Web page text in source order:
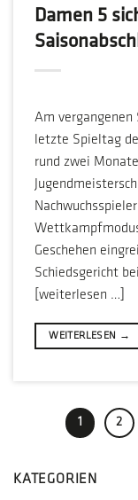
Damen 5
Am vergangenen
letzte Spieltag
rund zwei
Geschehen
Schiedsgericht
[weiterlesen …]
WEITERLESEN →
1 2
KATEGORIEN